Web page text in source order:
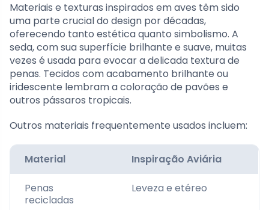
Materiais e texturas inspirados em aves têm sido
uma parte crucial do design por décadas,
oferecendo tanto estética quanto simbolismo. A
seda, com sua superfície brilhante e suave, muitas
vezes é usada para evocar a delicada textura de
penas. Tecidos com acabamento brilhante ou
iridescente lembram a coloração de pavões e
outros pássaros tropicais.
Outros materiais frequentemente usados incluem:
Material Inspiração Aviária
Penas
recicladas
Leveza e etéreo